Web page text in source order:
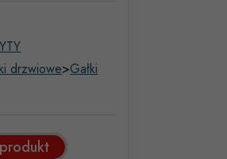
drzwiowe>Gałki